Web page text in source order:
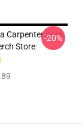
Carpenter Sock
Store
-20%